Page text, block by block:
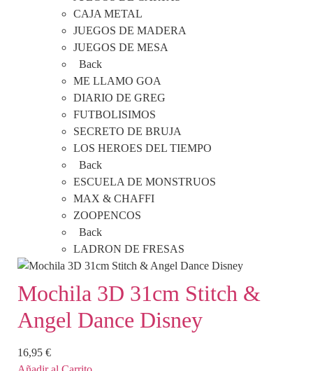
CAJA METAL
JUEGOS DE MADERA
JUEGOS DE MESA
Back
ME LLAMO GOA
DIARIO DE GREG
FUTBOLISIMOS
SECRETO DE BRUJA
LOS HEROES DEL TIEMPO
Back
ESCUELA DE MONSTRUOS
MAX & CHAFFI
ZOOPENCOS
Back
LADRON DE FRESAS
Mochila 3D 31cm Stitch &
Angel Dance Disney
16,95 €